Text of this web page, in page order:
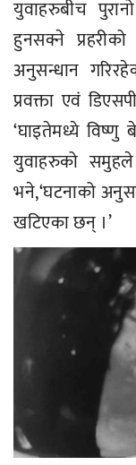
युवाहरुबीच
हुनसक्ने
अनुसन्धान
प्रवक्ता एवं
‘घाइतेमध्ये विष्णु
युवाहरुको समुहले
भने,‘घटनाको
खटिएका छन् ।’